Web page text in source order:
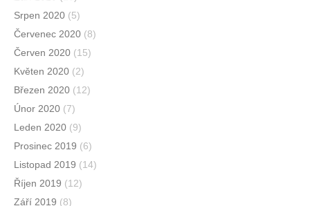
Srpen 2020 (5)
Červenec 2020 (8)
Červen 2020 (15)
Květen 2020 (2)
Březen 2020 (12)
Únor 2020 (7)
Leden 2020 (9)
Prosinec 2019 (6)
Listopad 2019 (14)
Říjen 2019 (12)
Září 2019 (8)